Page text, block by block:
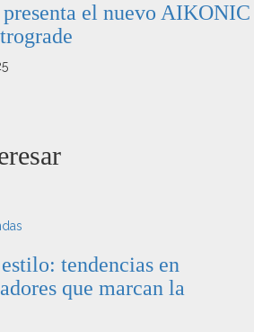
el nuevo AIKONIC
tendencias en
que marcan la